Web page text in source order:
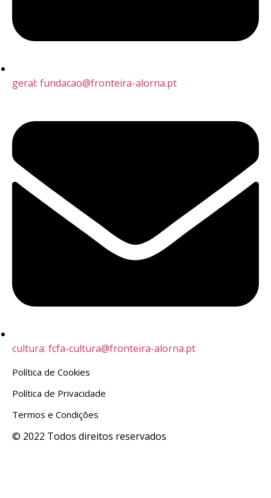
geral: fundacao@fronteira-alorna.pt
cultura: fcfa-cultura@fronteira-alorna.pt
Política de Cookies
Política de Privacidade
Termos e Condições
© 2022 Todos direitos reservados